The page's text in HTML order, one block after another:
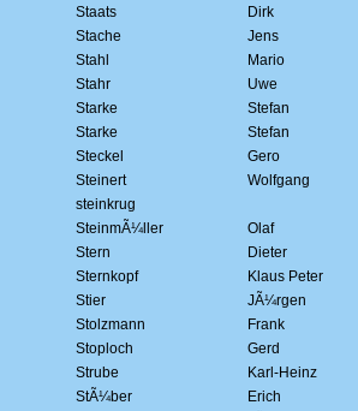
Staats
Dirk
Stache
Jens
Stahl
Mario
Stahr
Uwe
Starke
Stefan
Starke
Stefan
Steckel
Gero
Steinert
Wolfgang
steinkrug
SteinmÃ¼ller
Olaf
Stern
Dieter
Sternkopf
Klaus Peter
Stier
JÃ¼rgen
Stolzmann
Frank
Stoploch
Gerd
Strube
Karl-Heinz
StÃ¼ber
Erich